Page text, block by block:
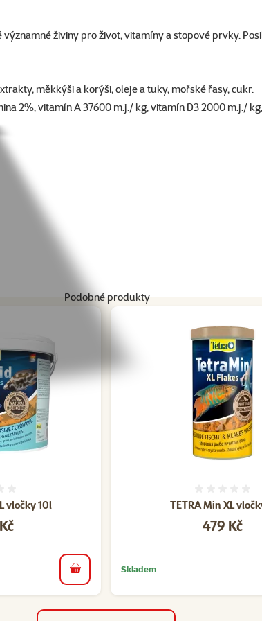
živiny pro život, vitamíny a stopové prvky.
měkkýši a korýši, oleje a tuky, mořské řasy, cukr.
2%, vitamín A 37600 m.j./ kg, vitamín D3 2000 m.j./
Podobné produkty
vločky 10l
do košíku
TETRA Min XL
Cena
479 Kč
Skladem